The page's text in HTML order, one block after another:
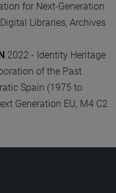
for Next-Generation
Libraries, Archives
2022 - Identity Heritage
of the Past
Spain (1975 to
Generation EU, M4 C2